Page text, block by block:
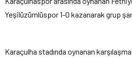
Yeşilüzümlüspor 1-0 kazanarak grup
Karaçulha stadında oynanan